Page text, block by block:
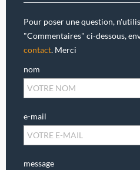
Pour poser une question,
"Commentaires" ci-dessous,
contact. Merci
nom
e-mail
message